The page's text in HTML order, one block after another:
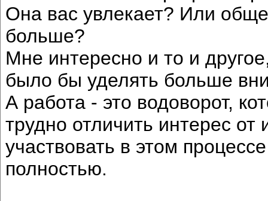
Она вас увлекает? Или
больше?
Мне интересно и то и
было бы уделять больше
А работа - это водоворот,
трудно отличить интерес
участвовать в этом
полностью.